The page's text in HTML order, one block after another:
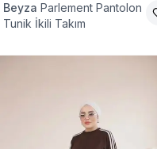
Beyza Parlement Pantolon
Tunik İkili Takım